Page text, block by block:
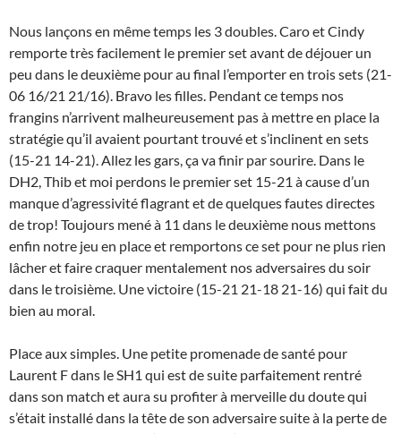
Nous lançons en même temps les 3 doubles. Caro et Cindy
remporte très facilement le premier set avant de déjouer un
peu dans le deuxième pour au final l’emporter en trois sets (21-
06 16/21 21/16). Bravo les filles. Pendant ce temps nos
frangins n’arrivent malheureusement pas à mettre en place la
stratégie qu’il avaient pourtant trouvé et s’inclinent en sets
(15-21 14-21). Allez les gars, ça va finir par sourire. Dans le
DH2, Thib et moi perdons le premier set 15-21 à cause d’un
manque d’agressivité flagrant et de quelques fautes directes
de trop! Toujours mené à 11 dans le deuxième nous mettons
enfin notre jeu en place et remportons ce set pour ne plus rien
lâcher et faire craquer mentalement nos adversaires du soir
dans le troisième. Une victoire (15-21 21-18 21-16) qui fait du
bien au moral.
Place aux simples. Une petite promenade de santé pour
Laurent F dans le SH1 qui est de suite parfaitement rentré
dans son match et aura su profiter à merveille du doute qui
s’était installé dans la tête de son adversaire suite à la perte de